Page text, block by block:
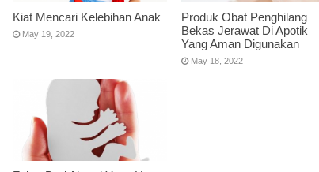
Kiat Mencari Kelebihan Anak
May 19, 2022
Produk Obat Penghilang
Bekas Jerawat Di Apotik
Yang Aman Digunakan
May 18, 2022